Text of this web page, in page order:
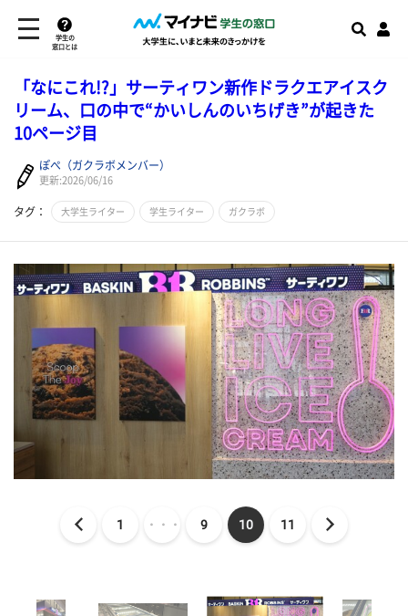
学生の
窓口とは
「なにこれ!?」サーティワン新作ドラクエアイスク
リーム、口の中で“かいしんのいちげき”が起きた
10ページ目
ぽぺ（ガクラボメンバー）
更新:2026/06/16
タグ： 大学生ライター 学生ライター ガクラボ
1 ・・・ 9 10 11